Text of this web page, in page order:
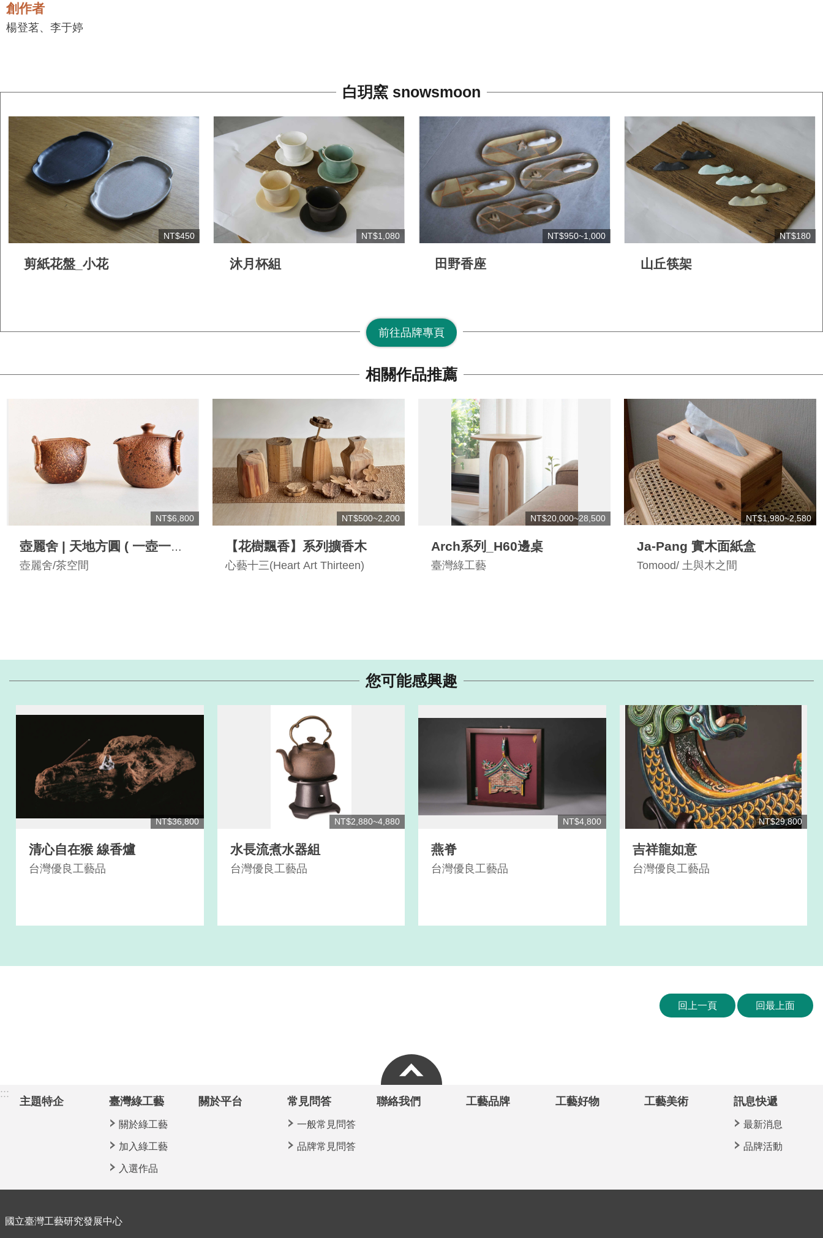
創作者
楊登茗、李于婷
白玥窯 snowsmoon
NT$450
剪紙花盤_小花
NT$1,080
沐月杯組
NT$950~1,000
田野香座
NT$180
山丘筷架
前往品牌專頁
相關作品推薦
NT$6,800
壺麗舍 | 天地方圓 ( 一壺一
海) 岩礦
壺麗舍/茶空間
NT$500~2,200
【花樹飄香】系列擴香木
心藝十三(Heart Art Thirteen)
NT$20,000~28,500
Arch系列_H60邊桌
臺灣綠工藝
NT$1,980~2,580
Ja-Pang 實木面紙盒
Tomood/ 土與木之間
您可能感興趣
NT$36,800
清心自在猴 線香爐
台灣優良工藝品
NT$2,880~4,880
水長流煮水器組
台灣優良工藝品
NT$4,800
燕脊
台灣優良工藝品
NT$29,800
吉祥龍如意
台灣優良工藝品
回上一頁 回最上面
:::
主題特企 臺灣綠工藝
關於綠工藝
加入綠工藝
入選作品
關於平台 常見問答
一般常見問答
品牌常見問答
聯絡我們 工藝品牌 工藝好物 工藝美術 訊息快遞
最新消息
品牌活動
國立臺灣工藝研究發展中心